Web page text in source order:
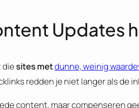
Updates
diesites metdunne, weinig
redden je niet langer als de
content, maar compenseren